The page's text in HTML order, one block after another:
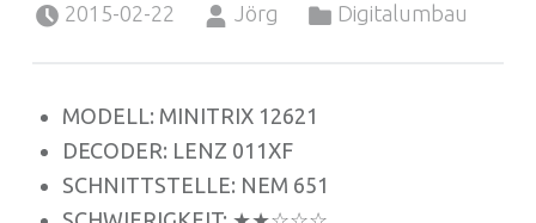
2015-02-22
Jörg
Digitalumbau
MODELL: MINITRIX 12621
DECODER: LENZ 011XF
SCHNITTSTELLE: NEM 651